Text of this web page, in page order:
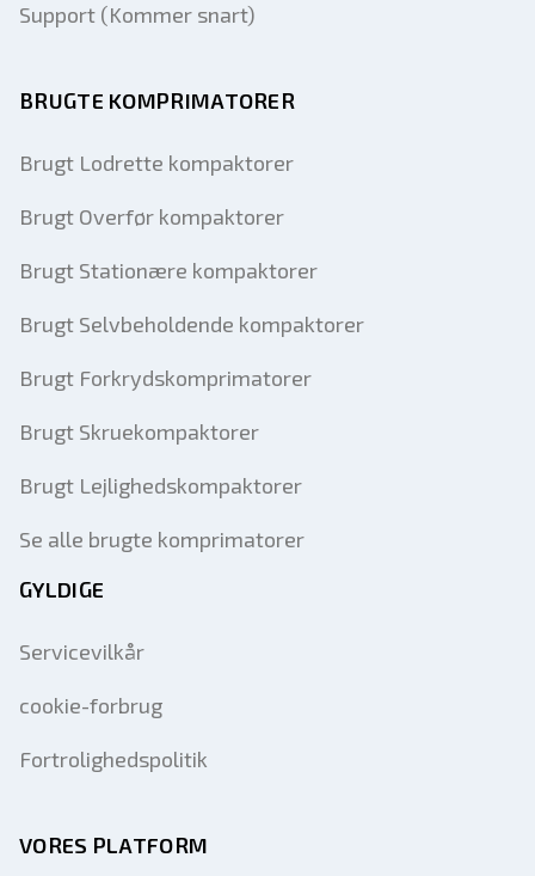
Support (Kommer snart)
BRUGTE KOMPRIMATORER
Brugt Lodrette kompaktorer
Brugt Overfør kompaktorer
Brugt Stationære kompaktorer
Brugt Selvbeholdende kompaktorer
Brugt Forkrydskomprimatorer
Brugt Skruekompaktorer
Brugt Lejlighedskompaktorer
Se alle brugte komprimatorer
GYLDIGE
Servicevilkår
cookie-forbrug
Fortrolighedspolitik
VORES PLATFORM